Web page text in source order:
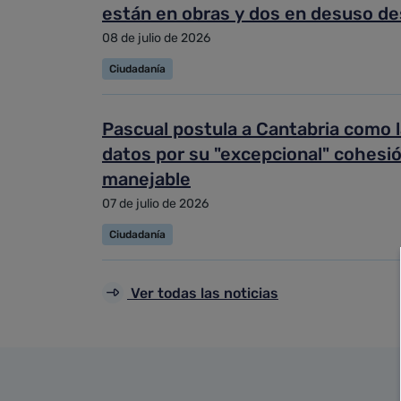
están en obras y dos en desuso
08 de julio de 2026
Ciudadanía
Pascual postula a Cantabria
datos por su "excepcional"
manejable
07 de julio de 2026
Ciudadanía
Ver todas las noticias